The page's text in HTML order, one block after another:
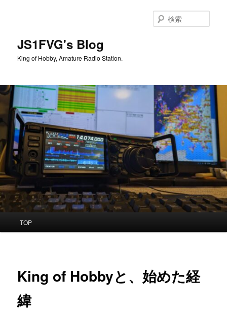
へ
JS1FVG's Blog
King of Hobby, Amature Radio Station.
索
TOP
King of Hobbyと、始めた経
緯